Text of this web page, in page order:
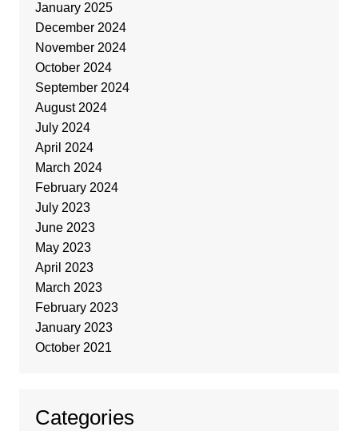
January 2025
December 2024
November 2024
October 2024
September 2024
August 2024
July 2024
April 2024
March 2024
February 2024
July 2023
June 2023
May 2023
April 2023
March 2023
February 2023
January 2023
October 2021
Categories